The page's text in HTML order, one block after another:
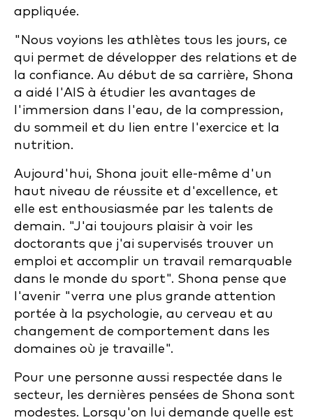
appliquée.
"Nous voyions les athlètes tous les jours, ce
qui permet de développer des relations et de
la confiance. Au début de sa carrière, Shona
a aidé l'AIS à étudier les avantages de
l'immersion dans l'eau, de la compression,
du sommeil et du lien entre l'exercice et la
nutrition.
Aujourd'hui, Shona jouit elle-même d'un
haut niveau de réussite et d'excellence, et
elle est enthousiasmée par les talents de
demain. "J'ai toujours plaisir à voir les
doctorants que j'ai supervisés trouver un
emploi et accomplir un travail remarquable
dans le monde du sport". Shona pense que
l'avenir "verra une plus grande attention
portée à la psychologie, au cerveau et au
changement de comportement dans les
domaines où je travaille".
Pour une personne aussi respectée dans le
secteur, les dernières pensées de Shona sont
modestes. Lorsqu'on lui demande quelle est